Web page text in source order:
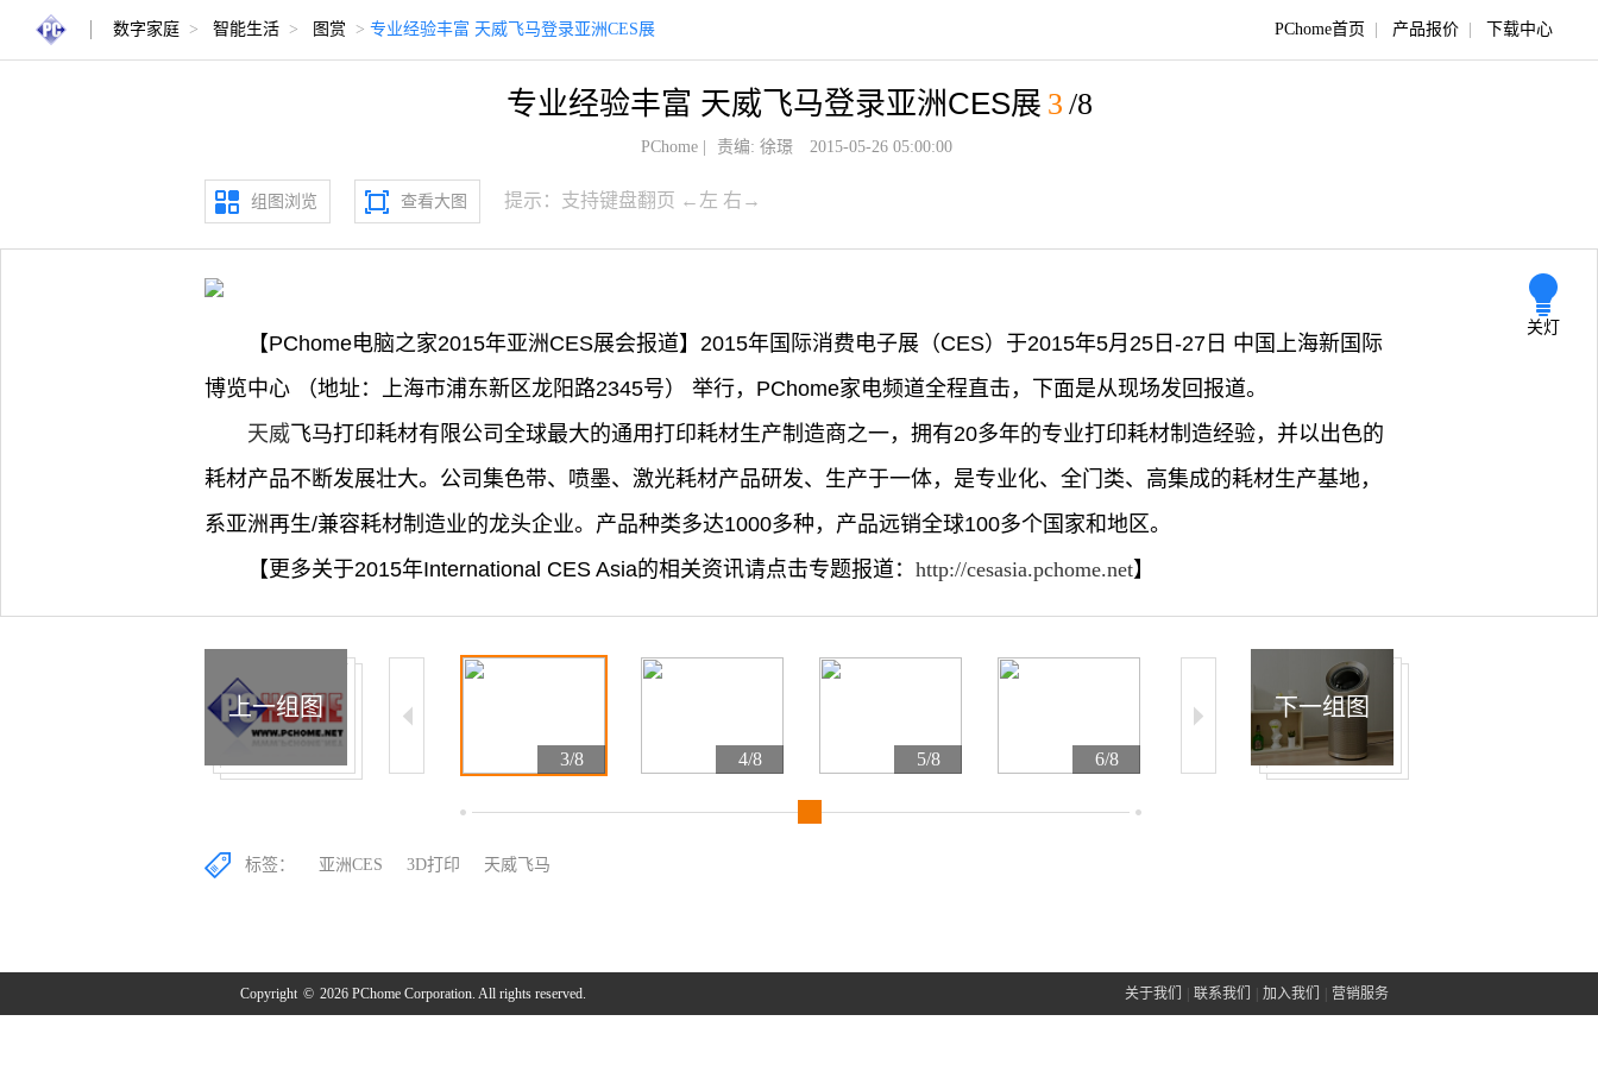
数字家庭 > 智能生活 > 图赏 > 专业经验丰富 天威飞马登录亚洲CES展 PChome首页 产品报价 下载中心
专业经验丰富 天威飞马登录亚洲CES展 3 /8
PChome| 责编: 徐璟 2015-05-26 05:00:00
组图浏览 查看大图 提示：支持键盘翻页 ←左 右→
关灯
【PChome电脑之家2015年亚洲CES展会报道】2015年国际消费电子展（CES）于2015年5月25日-27日 中国上海新国际
博览中心 （地址：上海市浦东新区龙阳路2345号） 举行，PChome家电频道全程直击，下面是从现场发回报道。
天威 飞马打印耗材有限公司全球最大的通用打印耗材生产制造商之一，拥有20多年的专业打印耗材制造经验，并以出色的
耗材产品不断发展壮大。公司集色带、喷墨、激光耗材产品研发、生产于一体，是专业化、全门类、高集成的耗材生产基地，
系亚洲再生/兼容耗材制造业的龙头企业。产品种类多达1000多种，产品远销全球100多个国家和地区。
【更多关于2015年International CES Asia的相关资讯请点击专题报道： http://cesasia.pchome.net】
3/8 4/8 5/8 6/8
上一组图 下一组图
标签： 亚洲CES 3D打印 天威飞马
Copyright © 2026 PChome Corporation. All rights reserved. 关于我们 联系我们 加入我们 营销服务